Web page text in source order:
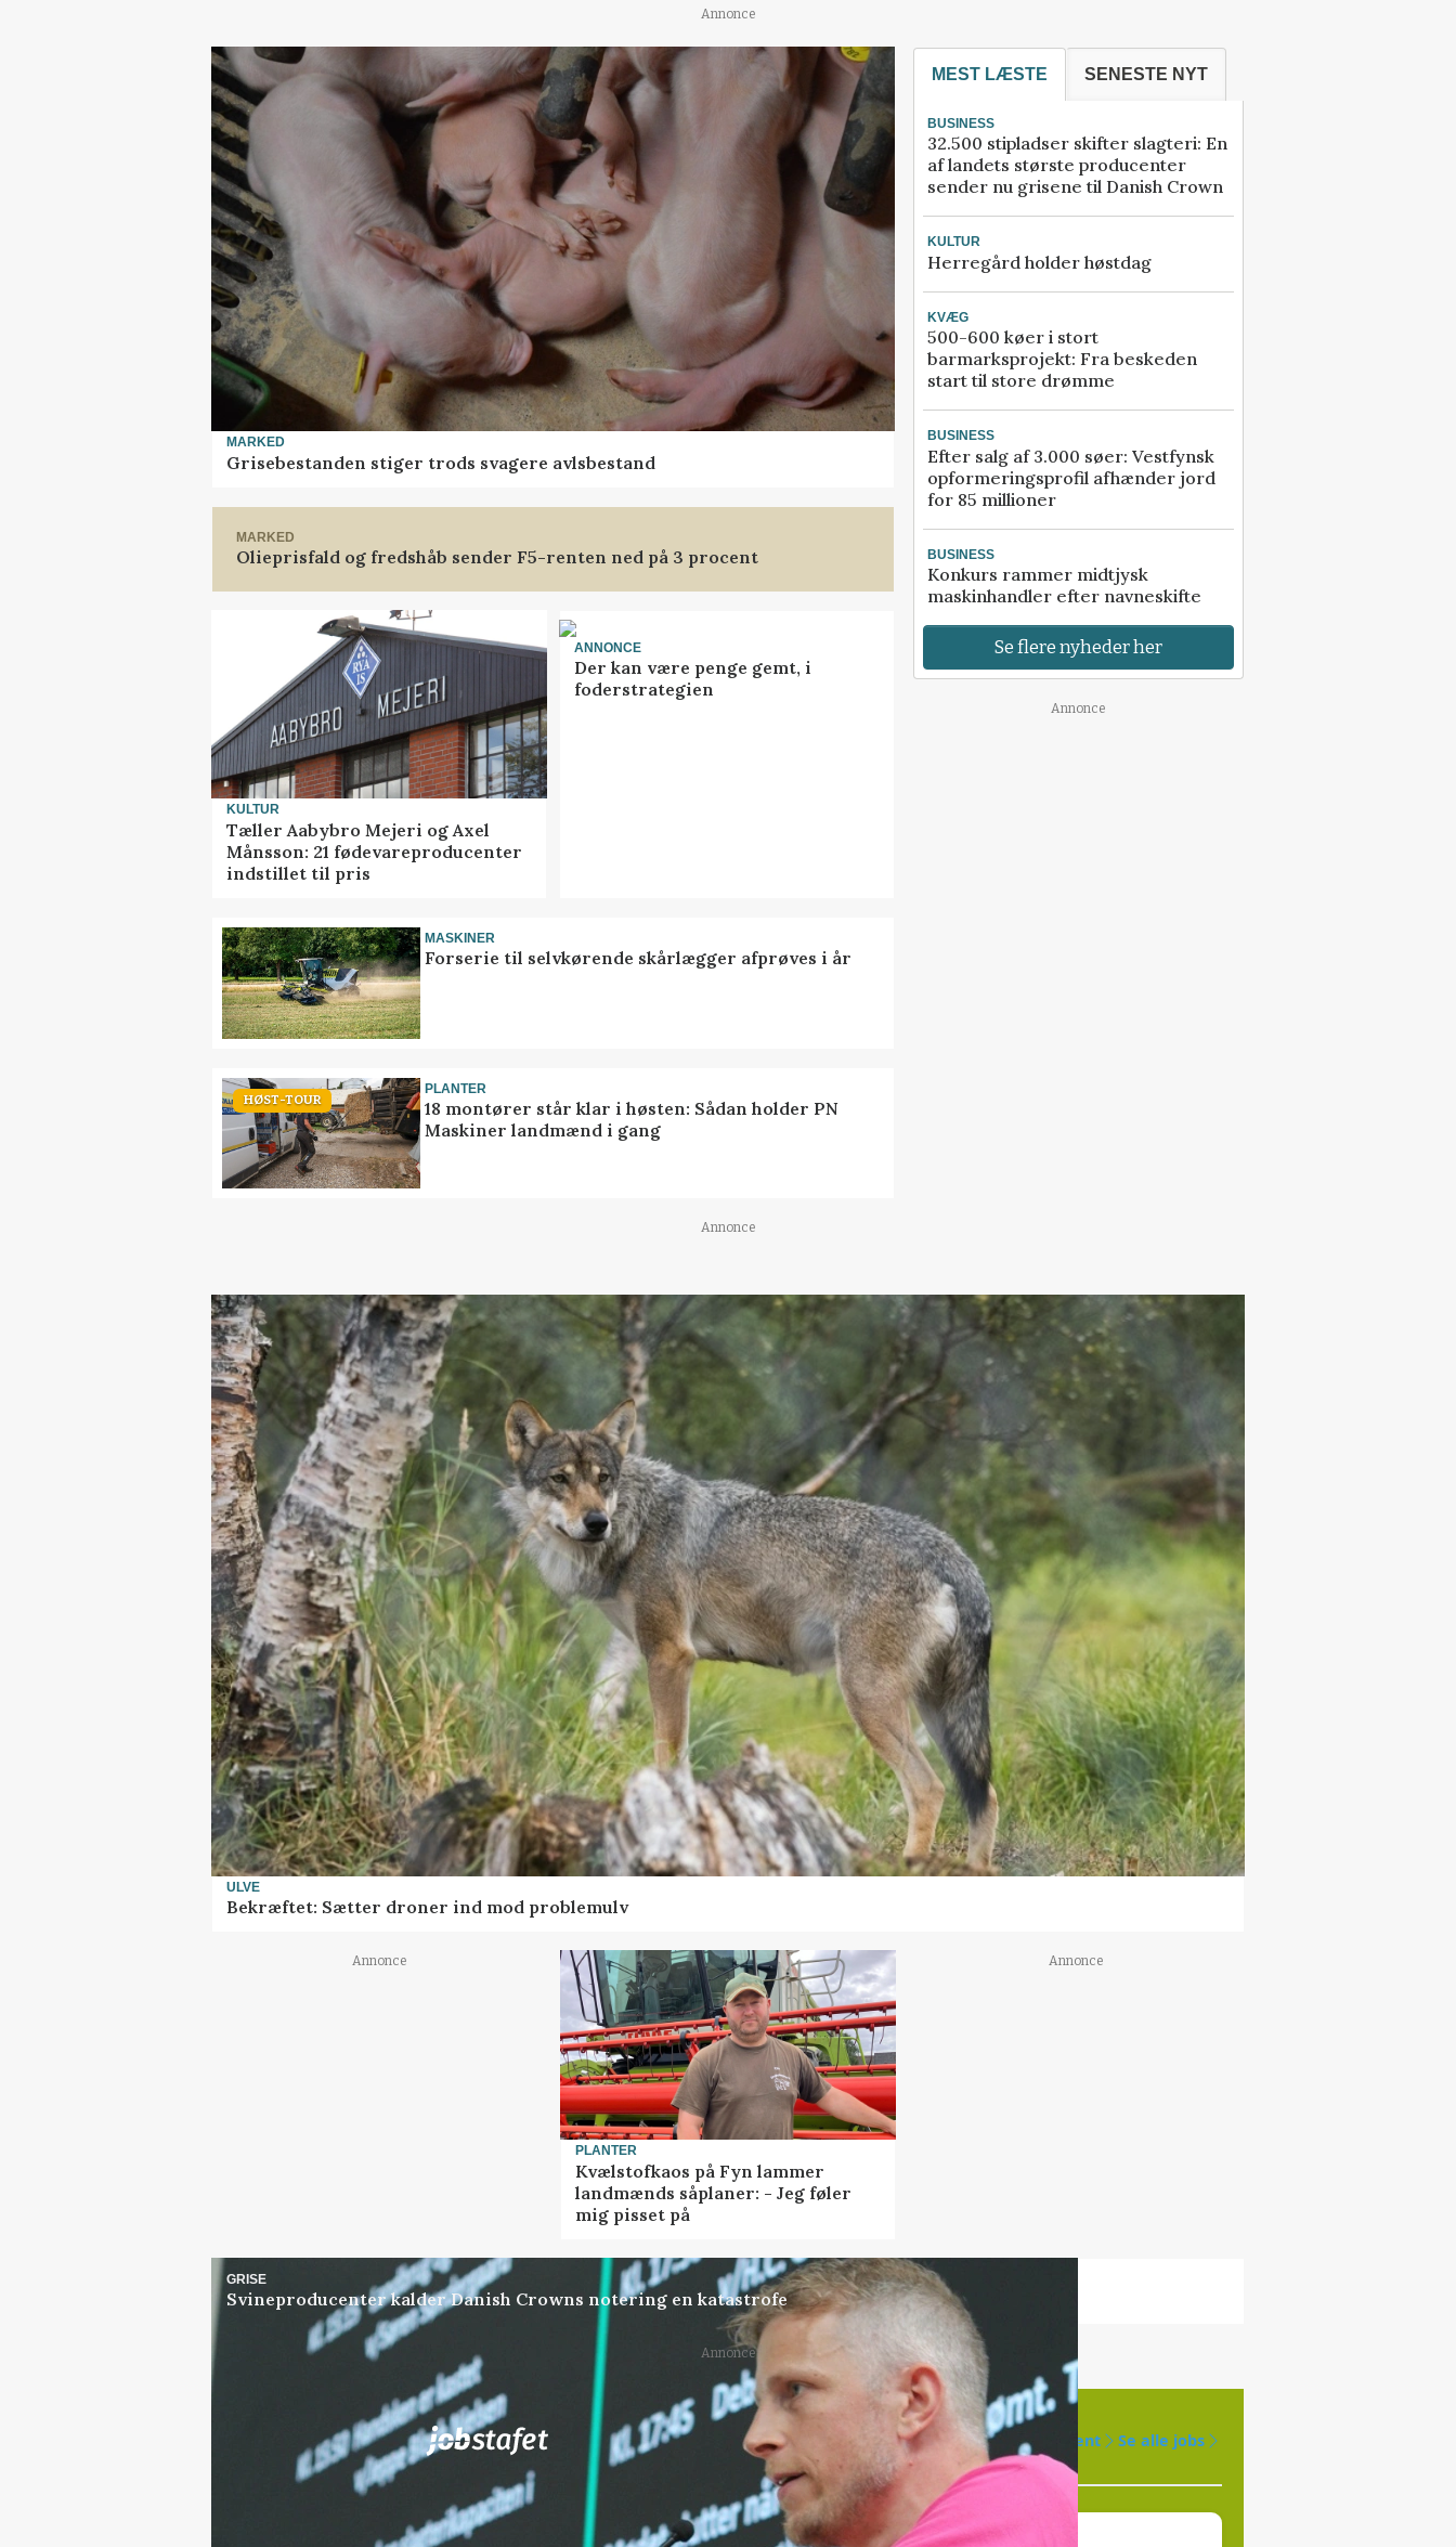
Annonce
MARKED
Grisebestanden stiger trods svagere avlsbestand
MARKED
Olieprisfald og fredshåb sender F5-renten ned på 3 procent
KULTUR
Tæller Aabybro Mejeri og Axel
Månsson: 21 fødevareproducenter
indstillet til pris
ANNONCE
Der kan være penge gemt, i
foderstrategien
MASKINER
Forserie til selvkørende skårlægger afprøves i år
HØST-TOUR
PLANTER
18 montører står klar i høsten: Sådan holder PN
Maskiner landmænd i gang
MEST LÆSTE SENESTE NYT
BUSINESS
32.500 stipladser skifter slagteri: En
af landets største producenter
sender nu grisene til Danish Crown
KULTUR
Herregård holder høstdag
KVÆG
500-600 køer i stort
barmarksprojekt: Fra beskeden
start til store drømme
BUSINESS
Efter salg af 3.000 søer: Vestfynsk
opformeringsprofil afhænder jord
for 85 millioner
BUSINESS
Konkurs rammer midtjysk
maskinhandler efter navneskifte
Se flere nyheder her
Annonce
Annonce
ULVE
Bekræftet: Sætter droner ind mod problemulv
Annonce
PLANTER
Kvælstofkaos på Fyn lammer
landmænds såplaner: - Jeg føler
mig pisset på
Annonce
GRISE
Svineproducenter kalder Danish Crowns notering en katastrofe
Annonce
Jobs i samarbejde med 78 ledige stillinger Opret agent Se alle jobs
Elevplads tilbydes ved Ringkøbing / Trainee Rørlægger / håndmand søges til